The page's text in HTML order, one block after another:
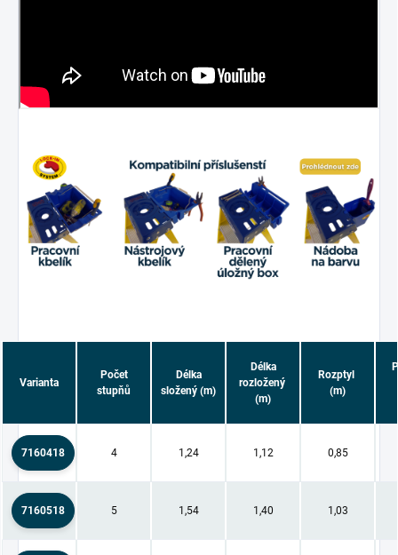
Varianta
Počet
stupňů
Délka
složený (m)
Délka
rozložený
(m)
Rozptyl
(m)
7160418 4 1,24 1,12 0,85
7160518 5 1,54 1,40 1,03